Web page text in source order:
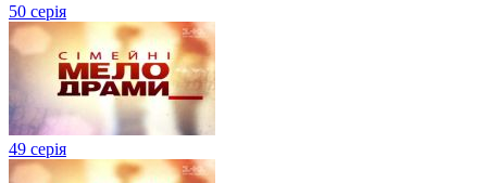
50 серія
49 серія